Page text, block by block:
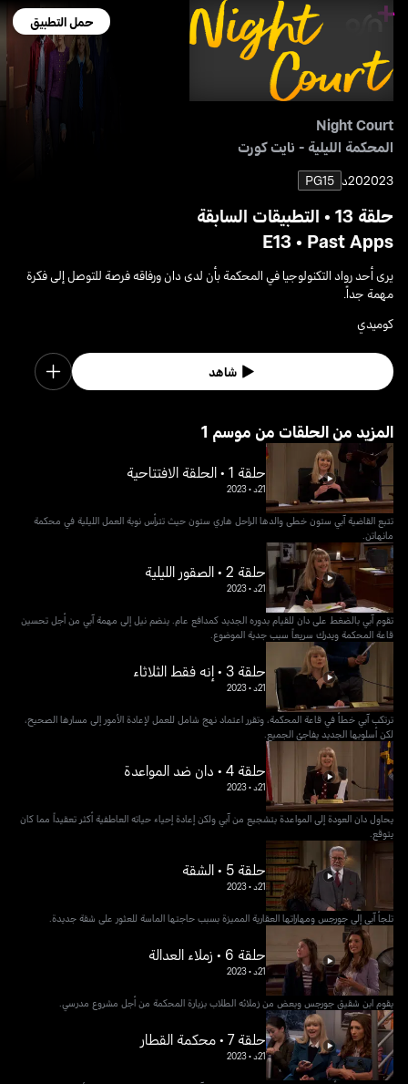
حمل التطبيق
Night Court
المحكمة الليلية - نايت كورت
202320د PG15
حلقة 13 • التطبيقات السابقة
E13 • Past Apps
يرى أحد رواد التكنولوجيا في المحكمة بأن لدى دان ورفاقه فرصة للتوصل إلى فكرة
مهمة جداً.
كوميدي
شاهد
1 المزيد من الحلقات من موسم
حلقة 1 • الحلقة الافتتاحية
21د •
2023
تتبع القاضية آبي ستون خطى والدها الراحل هاري ستون حيث تترأس نوبة العمل الليلية في محكمة
مانهاتن.
حلقة 2 • الصقور الليلية
21د •
2023
تقوم آبي بالضغط على دان للقيام بدوره الجديد كمدافع عام. ينضم نيل إلى مهمة آبي من أجل تحسين
قاعة المحكمة ويدرك سريعاً سبب جدية الموضوع.
حلقة 3 • إنه فقط الثلاثاء
21د •
2023
ترتكب آبي خطأً في قاعة المحكمة، وتقرر اعتماد نهج شامل للعمل لإعادة الأمور إلى مسارها الصحيح،
لكن أسلوبها الجديد يفاجئ الجميع.
حلقة 4 • دان ضد المواعدة
21د •
2023
يحاول دان العودة إلى المواعدة بتشجيع من آبي ولكن إعادة إحياء حياته العاطفية أكثر تعقيداً مما كان
يتوقع.
حلقة 5 • الشقة
21د •
2023
تلجأ آبي إلى جورجس ومهاراتها العقارية المميزة بسبب حاجتها الماسة للعثور على شقة جديدة.
حلقة 6 • زملاء العدالة
21د •
2023
يقوم ابن شقيق جورجس وبعض من زملائه الطلاب بزيارة المحكمة من أجل مشروع مدرسي.
حلقة 7 • محكمة القطار
21د •
2023